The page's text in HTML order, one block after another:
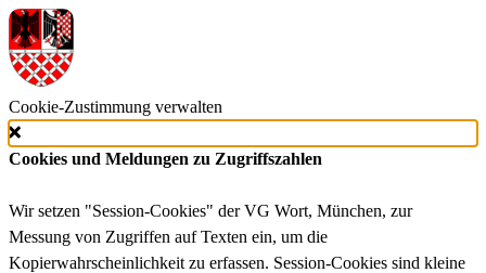
Cookie-Zustimmung verwalten
Cookies und Meldungen zu Zugriffszahlen
Wir setzen "Session-Cookies" der VG Wort, München, zur
Messung von Zugriffen auf Texten ein, um die
Kopierwahrscheinlichkeit zu erfassen. Session-Cookies sind kleine